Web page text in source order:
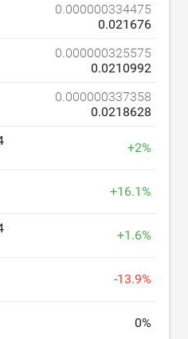
0.000000334475
0.021676
0.000000325575
0.0210992
0.000000337358
0.0218628
+2%
+16.1%
+1.6%
-13.9%
0%